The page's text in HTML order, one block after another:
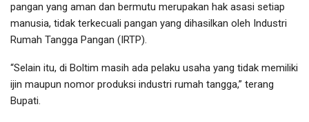
pangan yang aman dan bermutu merupakan hak asasi setiap
manusia, tidak terkecuali pangan yang dihasilkan oleh Industri
Rumah Tangga Pangan (IRTP).
“Selain itu, di Boltim masih ada pelaku usaha yang tidak memiliki
ijin maupun nomor produksi industri rumah tangga,” terang
Bupati.